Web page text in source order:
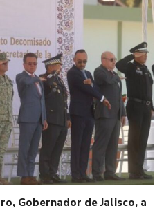
Gobernador de Jalisco, a